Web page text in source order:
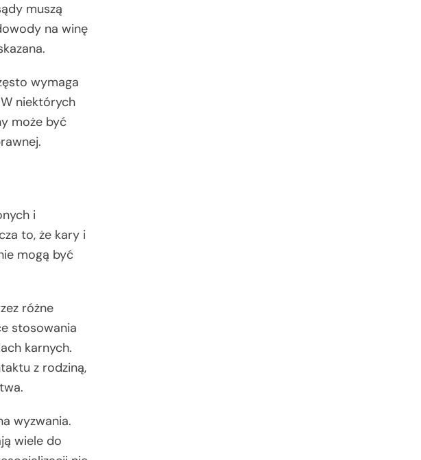
muszą
na winę
wymaga
niektórych
może być
i
to, że kary i
mogą być
różne
stosowania
karnych.
z rodziną,
wyzwania.
wiele do